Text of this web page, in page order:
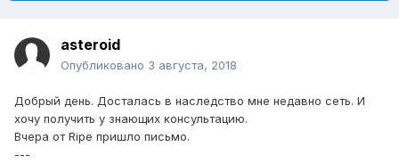
asteroid
Опубликовано 3 августа, 2018
Добрый день. Досталась в наследство мне недавно сеть. И
хочу получить у знающих консультацию.
Вчера от Ripe пришло письмо.
---